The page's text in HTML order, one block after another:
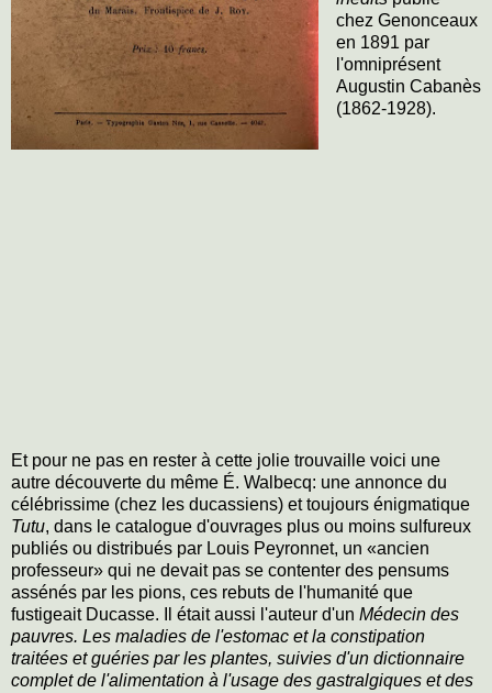
chez Genonceaux
en 1891 par
l'omniprésent
Augustin Cabanès
(1862-1928).
Et pour ne pas en rester à cette jolie trouvaille voici une
autre découverte du même É. Walbecq: une annonce du
célébrissime (chez les ducassiens) et toujours énigmatique
Tutu, dans le catalogue d'ouvrages plus ou moins sulfureux
publiés ou distribués par Louis Peyronnet, un «ancien
professeur» qui ne devait pas se contenter des pensums
assénés par les pions, ces rebuts de l'humanité que
fustigeait Ducasse. Il était aussi l'auteur d'un Médecin des
pauvres. Les maladies de l'estomac et la constipation
traitées et guéries par les plantes, suivies d'un dictionnaire
complet de l'alimentation à l'usage des gastralgiques et des